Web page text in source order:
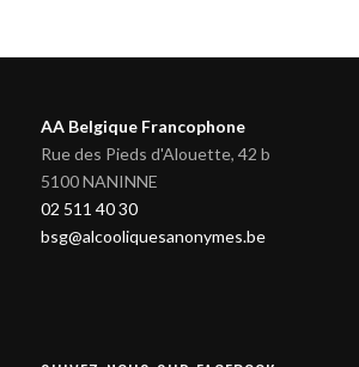
AA Belgique Francophone
Rue des Pieds d'Alouette, 42 b
5100 NANINNE
02 511 40 30
bsg@alcooliquesanonymes.be